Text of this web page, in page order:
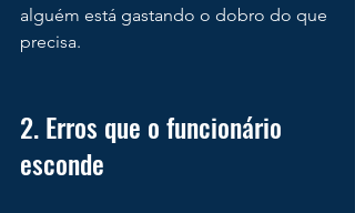
alguém está gastando o dobro do que
precisa.
2. Erros que o funcionário
esconde